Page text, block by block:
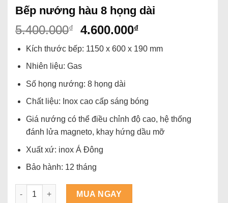
Bếp nướng hàu 8 họng dài
5.400.000₫
Giá
là:
5.400.000₫.
4.600.000₫Giá
tại
Kích thước bếp: 1150 x 600 x 190 mm
Nhiên liệu: Gas
Số họng nướng: 8 họng dài
Chất liệu: Inox cao cấp sáng bóng
Giá nướng có thể điều chỉnh độ cao, hệ thống
đánh lửa magneto, khay hứng dầu mỡ
Xuất xứ: inox Á Đông
Bảo hành: 12 tháng
Số lượng
MUA NGAY